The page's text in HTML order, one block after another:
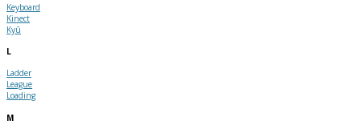
Keyboard
Kinect
Kyû
L
Ladder
League
Loading
M